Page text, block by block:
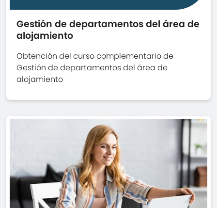
Gestión de departamentos del área de
alojamiento
Obtención del curso complementario de
Gestión de departamentos del área de
alojamiento